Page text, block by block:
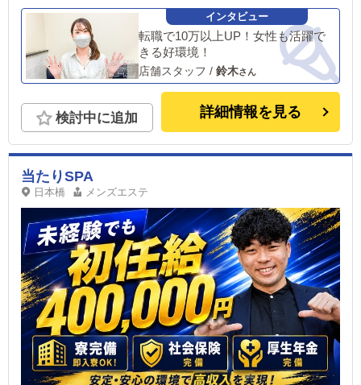
転職で10万以上UP！女性も活躍で
きる好環境！
店舗スタッフ / 鈴木
検討中に追加 詳細情報を見る
当たりSPA
日本橋 メンズエステ